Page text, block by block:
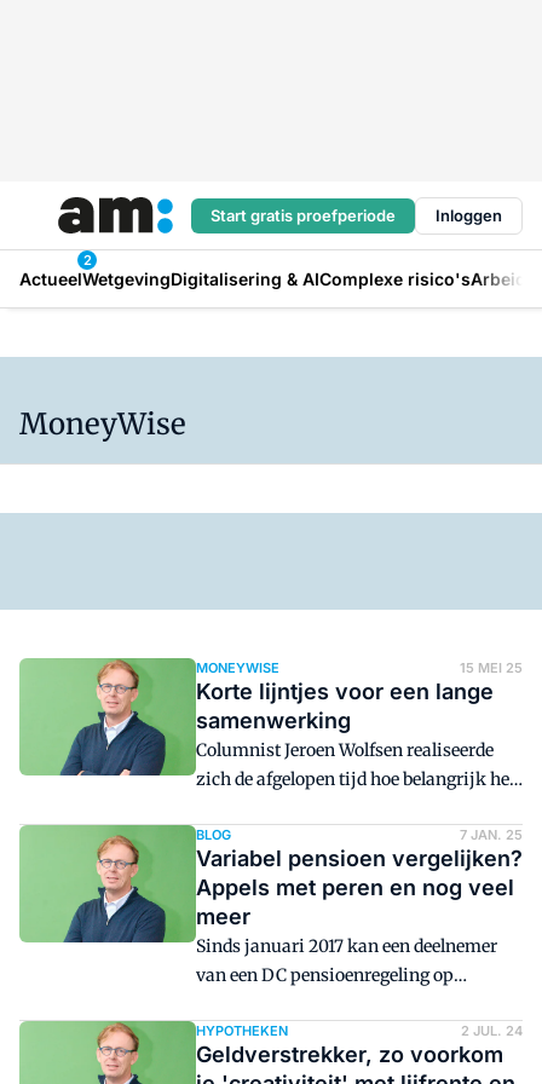
Start gratis proefperiode Inloggen
Actueel
2
WetgevingDigitalisering & AIComplexe risico's
MoneyWise
MONEYWISE 15 MEI 25
Korte lijntjes voor een lange
samenwerking
Columnist Jeroen Wolfsen realiseerde
zich de afgelopen tijd hoe belangrijk het
jaar gelden merkte hij op dat banken en
verzekeraars steeds slechter bereikbaar
werden voor het intermediair. Een
slechte ontwikkeling volgens hem.
BLOG 7 JAN. 25
Variabel pensioen vergelijken?
Appels met peren en nog veel
meer
Sinds januari 2017 kan een deelnemer
van een DC pensioenregeling op
pensioen en variabel pensioen. Anders
dan bij een vast pensioen, kun je bij
HYPOTHEKEN 2 JUL. 24
Geldverstrekker, zo voorkom